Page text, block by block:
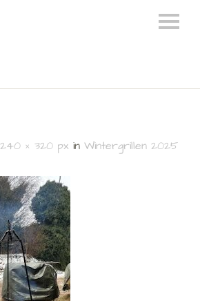
240 × 320 px in Wintergrillen 2025